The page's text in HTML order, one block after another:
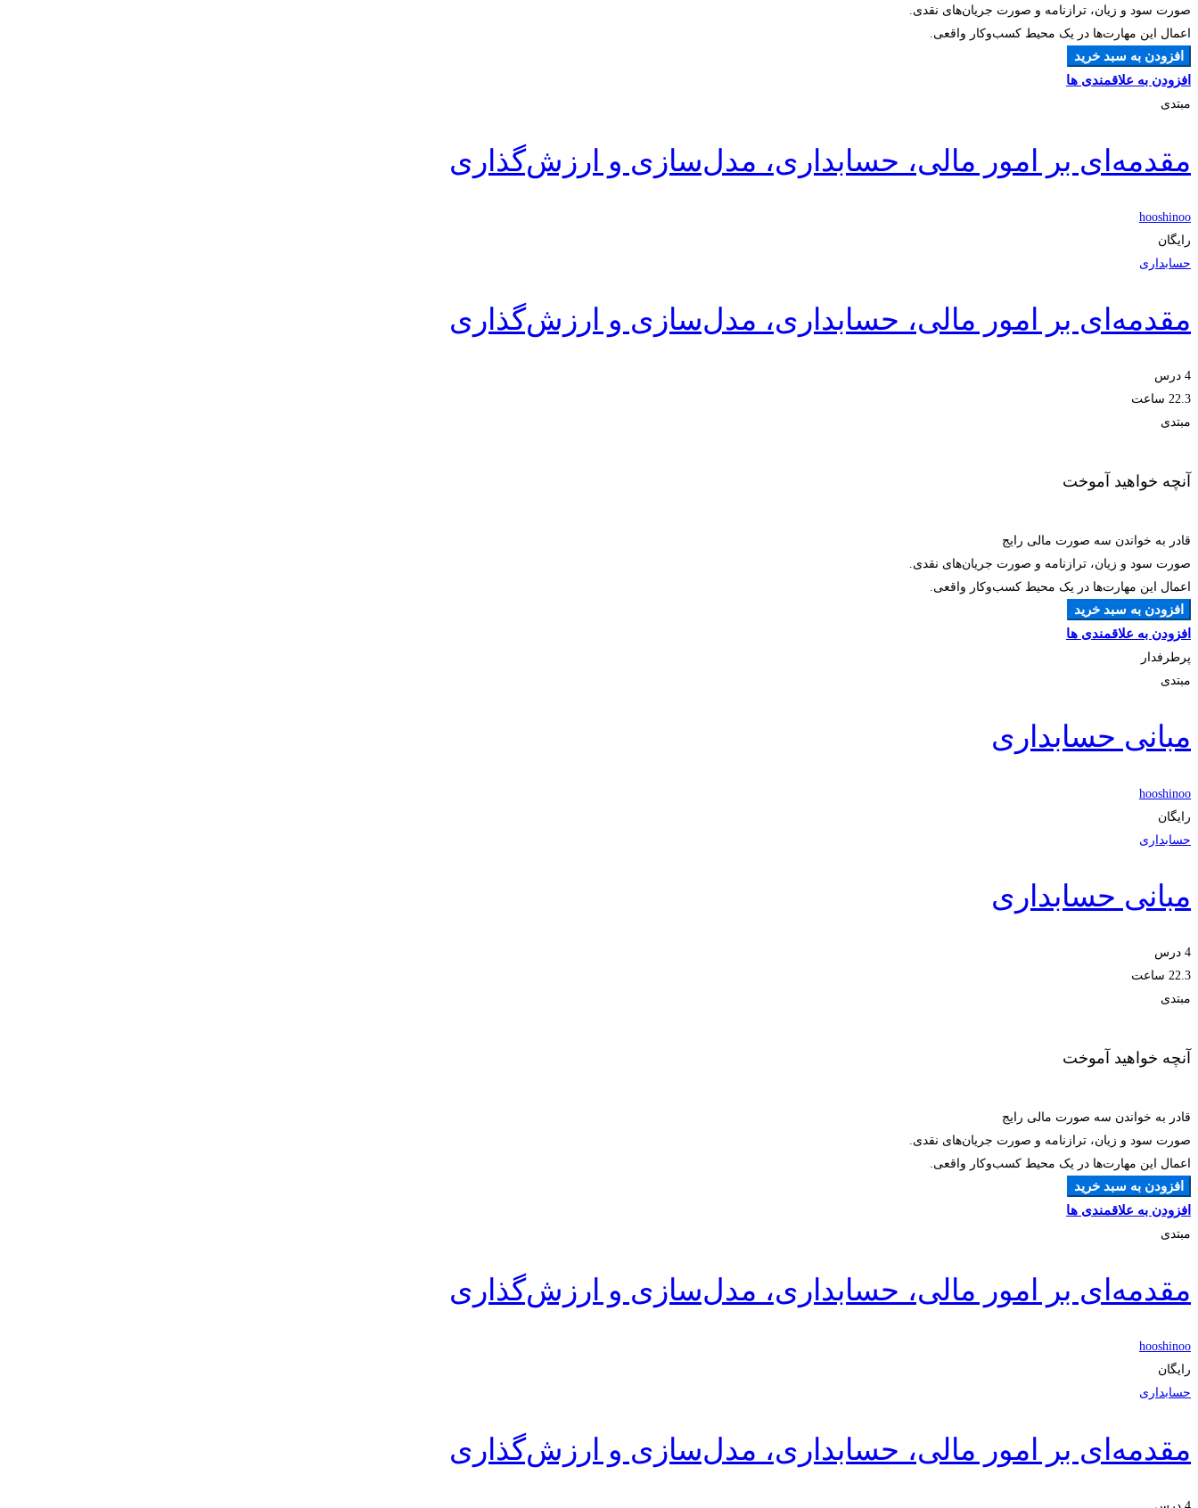
صورت سود و زیان، ترازنامه و صورت جریان‌های نقدی.
اعمال این مهارت‌ها در یک محیط کسب‌وکار واقعی.
افزودن به سبد خرید
افزودن به علاقمندی ها
مبتدی
مقدمه‌ای بر امور مالی، حسابداری، مدل‌سازی و ارزش‌گذاری
hooshinoo
رایگان
حسابداری
مقدمه‌ای بر امور مالی، حسابداری، مدل‌سازی و ارزش‌گذاری
4 درس
22.3 ساعت
مبتدی
آنچه خواهید آموخت
قادر به خواندن سه صورت مالی رایج
صورت سود و زیان، ترازنامه و صورت جریان‌های نقدی.
اعمال این مهارت‌ها در یک محیط کسب‌وکار واقعی.
افزودن به سبد خرید
افزودن به علاقمندی ها
پرطرفدار
مبتدی
مبانی حسابداری
hooshinoo
رایگان
حسابداری
مبانی حسابداری
4 درس
22.3 ساعت
مبتدی
آنچه خواهید آموخت
قادر به خواندن سه صورت مالی رایج
صورت سود و زیان، ترازنامه و صورت جریان‌های نقدی.
اعمال این مهارت‌ها در یک محیط کسب‌وکار واقعی.
افزودن به سبد خرید
افزودن به علاقمندی ها
مبتدی
مقدمه‌ای بر امور مالی، حسابداری، مدل‌سازی و ارزش‌گذاری
hooshinoo
رایگان
حسابداری
مقدمه‌ای بر امور مالی، حسابداری، مدل‌سازی و ارزش‌گذاری